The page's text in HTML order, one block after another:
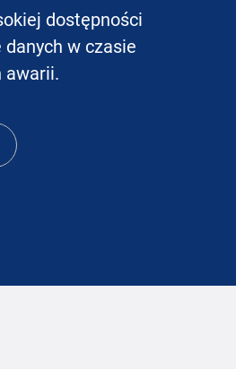
dostępności
danych w czasie
awarii.